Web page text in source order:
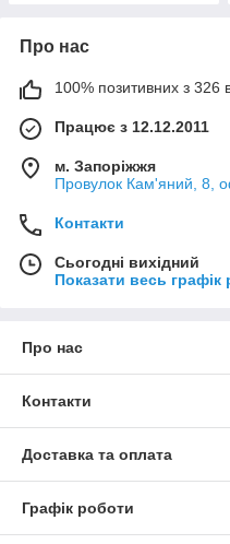
Про нас
100% позитивних з 326
Працює з 12.12.2011
м. Запоріжжя
Провулок Кам'яний, 8,
Контакти
Сьогодні вихідний
Показати весь графік
Про нас
Контакти
Доставка та оплата
Графік роботи